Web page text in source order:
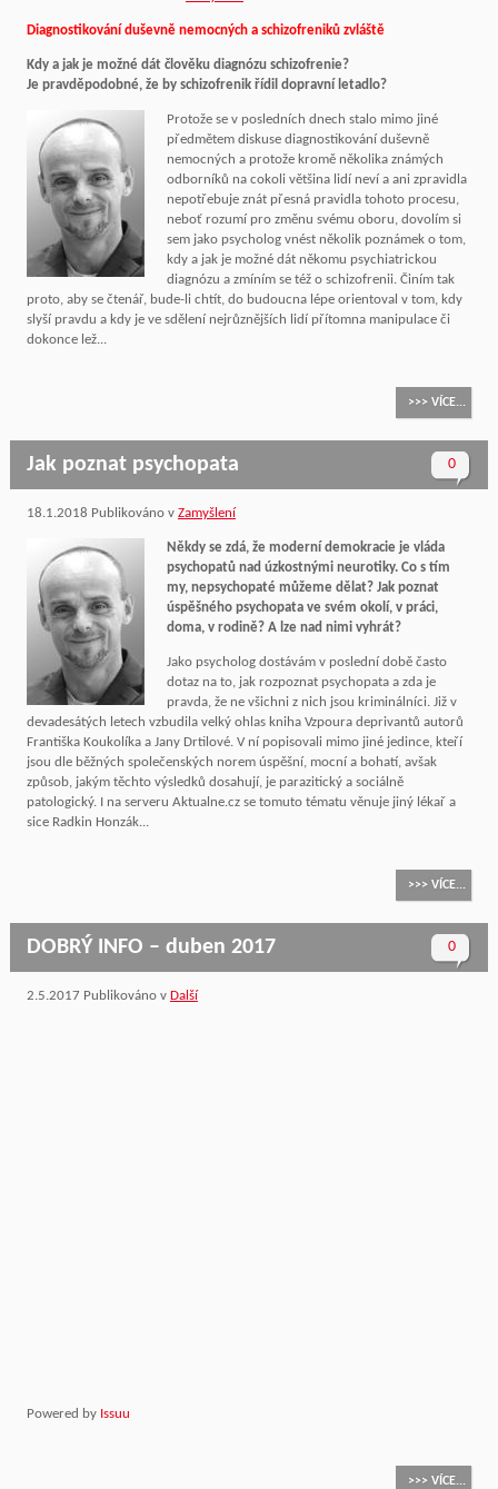
Diagnostikování duševně nemocných a schizofreniků zvláště
Kdy a jak je možné dát člověku diagnózu schizofrenie?
Je pravděpodobné, že by schizofrenik řídil dopravní letadlo?
Protože se v posledních dnech stalo mimo jiné
předmětem diskuse diagnostikování duševně
nemocných a protože kromě několika známých
odborníků na cokoli většina lidí neví a ani zpravidla
nepotřebuje znát přesná pravidla tohoto procesu,
neboť rozumí pro změnu svému oboru, dovolím si
sem jako psycholog vnést několik poznámek o tom,
kdy a jak je možné dát někomu psychiatrickou
diagnózu a zmíním se též o schizofrenii. Činím tak
proto, aby se čtenář, bude-li chtít, do budoucna lépe orientoval v tom, kdy
slyší pravdu a kdy je ve sdělení nejrůznějších lidí přítomna manipulace či
dokonce lež...
>>> VÍCE...
0
Jak poznat psychopata
18.1.2018 Publikováno v Zamyšlení
Někdy se zdá, že moderní demokracie je vláda
psychopatů nad úzkostnými neurotiky. Co s tím
my, nepsychopaté můžeme dělat? Jak poznat
úspěšného psychopata ve svém okolí, v práci,
doma, v rodině? A lze nad nimi vyhrát?
Jako psycholog dostávám v poslední době často
dotaz na to, jak rozpoznat psychopata a zda je
pravda, že ne všichni z nich jsou kriminálníci. Již v
devadesátých letech vzbudila velký ohlas kniha Vzpoura deprivantů autorů
Františka Koukolíka a Jany Drtilové. V ní popisovali mimo jiné jedince, kteří
jsou dle běžných společenských norem úspěšní, mocní a bohatí, avšak
způsob, jakým těchto výsledků dosahují, je parazitický a sociálně
patologický. I na serveru Aktualne.cz se tomuto tématu věnuje jiný lékař a
sice Radkin Honzák...
>>> VÍCE...
0
DOBRÝ INFO – duben 2017
2.5.2017 Publikováno v Další
Powered by Issuu
>>> VÍCE...